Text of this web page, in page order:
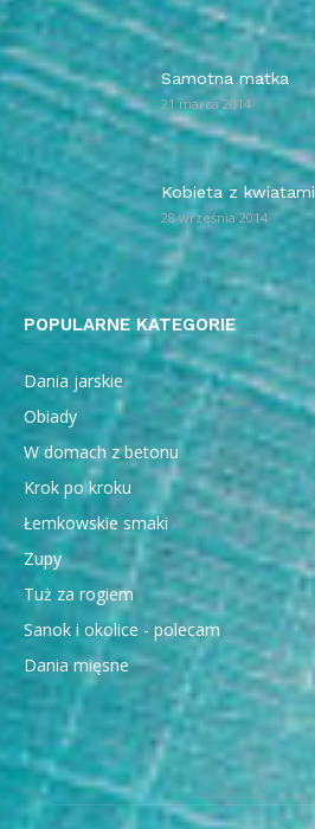
Samotna matka
21 marca 2014
Kobieta z kwiatami
28 września 2014
POPULARNE KATEGORIE
Dania jarskie
Obiady
W domach z betonu
Krok po kroku
Łemkowskie smaki
Zupy
Tuż za rogiem
Sanok i okolice - polecam
Dania mięsne